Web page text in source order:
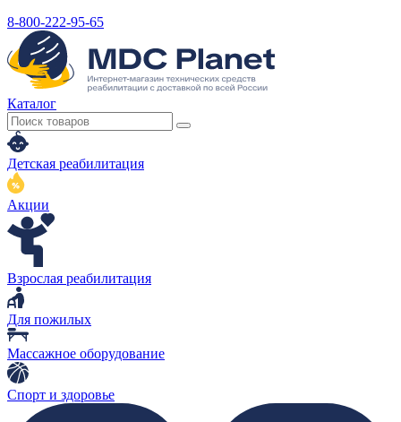
8-800-222-95-65
Каталог
Детская реабилитация
Акции
Взрослая реабилитация
Для пожилых
Массажное оборудование
Спорт и здоровье